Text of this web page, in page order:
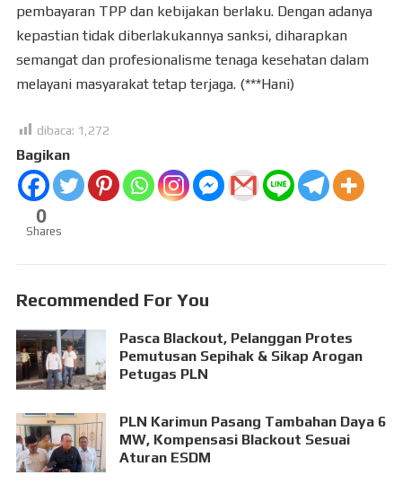
pembayaran TPP dan kebijakan berlaku. Dengan adanya
kepastian tidak diberlakukannya sanksi, diharapkan
semangat dan profesionalisme tenaga kesehatan dalam
melayani masyarakat tetap terjaga. (***Hani)
dibaca: 1,272
Bagikan
0
Shares
Recommended For You
Pasca Blackout, Pelanggan Protes
Pemutusan Sepihak & Sikap Arogan
Petugas PLN
PLN Karimun Pasang Tambahan Daya 6
MW, Kompensasi Blackout Sesuai
Aturan ESDM